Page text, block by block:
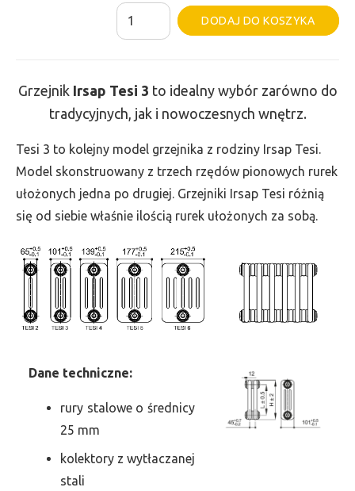
ilość
Grzejnik
-
wys.
2000,
szer.
990,
4119
DODAJ DO KOSZYKA
Grzejnik Irsap Tesi 3 to idealny wybór zarówno do
tradycyjnych, jak i nowoczesnych wnętrz.
Tesi 3 to kolejny model grzejnika z rodziny Irsap Tesi.
Model skonstruowany z trzech rzędów pionowych rurek
ułożonych jedna po drugiej. Grzejniki Irsap Tesi różnią
się od siebie właśnie ilością rurek ułożonych za sobą.
Dane techniczne:
rury stalowe o średnicy
25 mm
kolektory z wytłaczanej
stali